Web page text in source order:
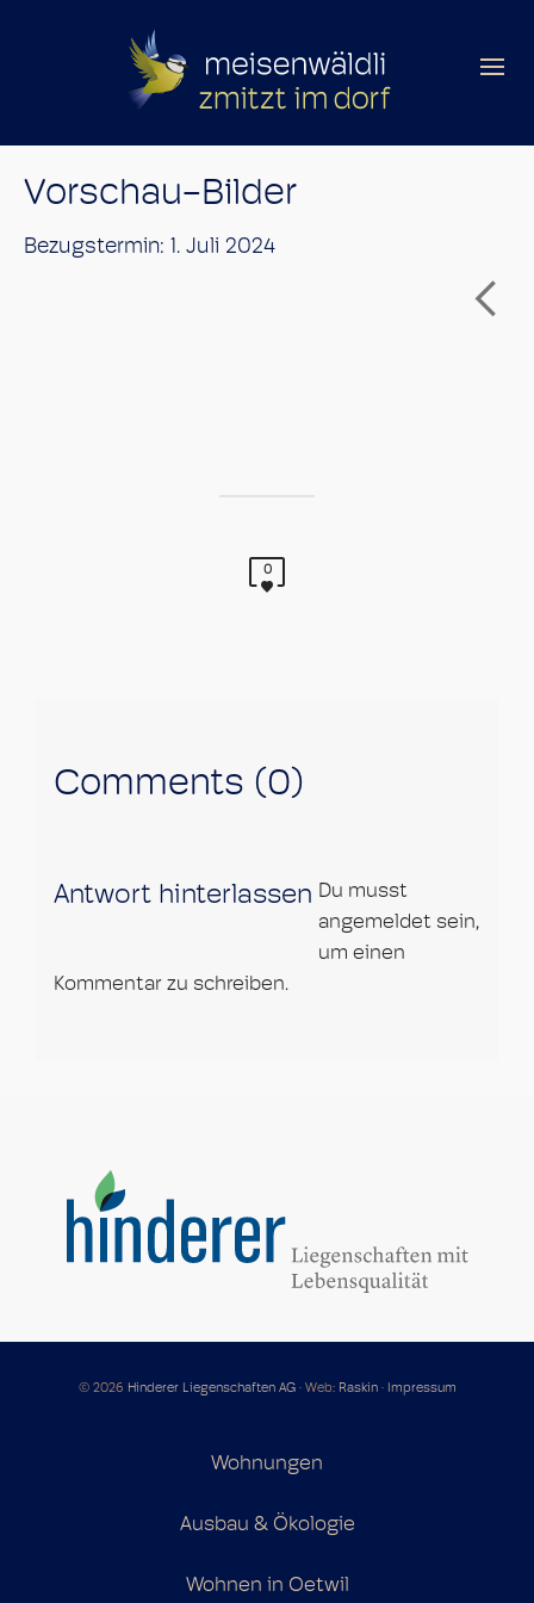
Vorschau-Bilder
0
Comments (0)
Antwort hinterlassen Du musst
angemeldet sein,
um einen
Kommentar zu schreiben.
© 2026 Hinderer Liegenschaften AG· Web: Raskin· Impressum
Wohnungen
Ausbau & Ökologie
Wohnen in Oetwil